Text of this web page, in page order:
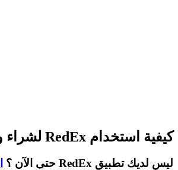
كيفية استخدام RedEx لشراء وتفعيل eSIM ؟
ليس لديك تطبيق RedEx حتى الآن ؟